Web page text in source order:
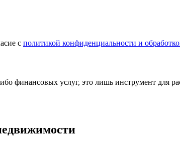
с политикой конфиденциальности и
финансовых услуг, это лишь инструмент для